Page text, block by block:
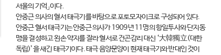
서울의 기억」이다.
안중근 의사의 혈서 태극기를 바탕으로 포토모자이크로 구성되어 있다.
안중근 혈서 태극기는 안중근 의사가 1909년 11명의 항일투사와 단지동
맹을 결성하고 왼손 약지를 잘라 혈서로 건곤감리 대신 ‘大韓獨立(대한
독립)’을 새긴 태극기이다. 태극 음양문양이 현재 태극기와 반대인 것이